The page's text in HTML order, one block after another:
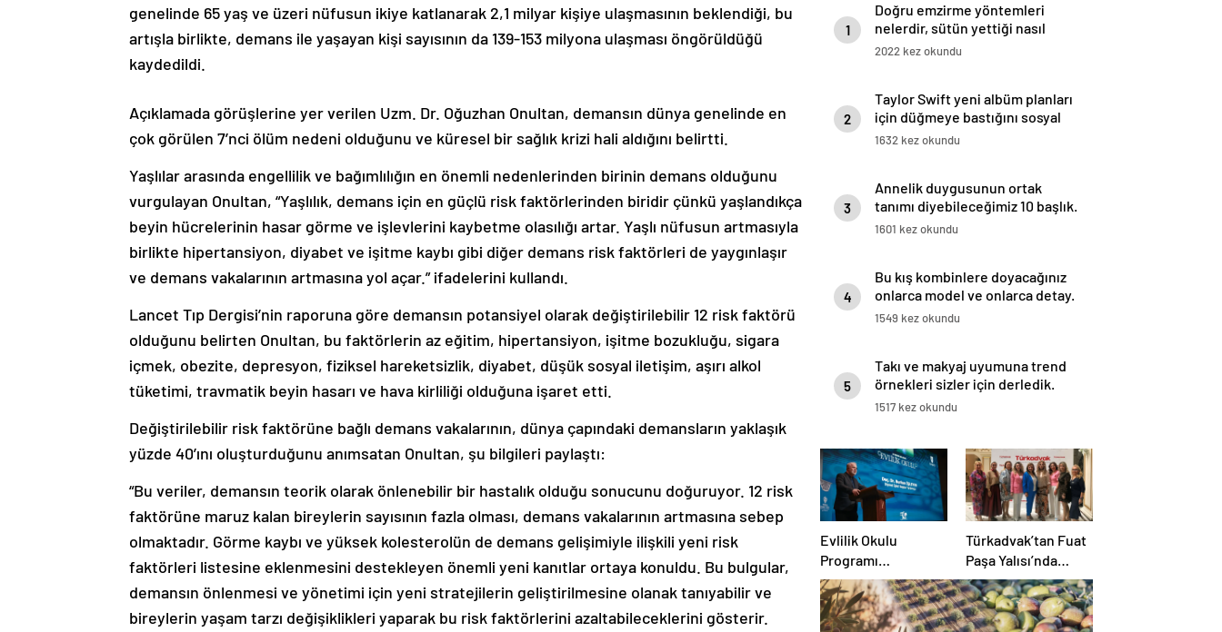
genelinde 65 yaş ve üzeri nüfusun ikiye katlanarak 2,1 milyar kişiye ulaşmasının beklendiği, bu
artışla birlikte, demans ile yaşayan kişi sayısının da 139-153 milyona ulaşması öngörüldüğü
kaydedildi.
Açıklamada görüşlerine yer verilen Uzm. Dr. Oğuzhan Onultan, demansın dünya genelinde en
çok görülen 7’nci ölüm nedeni olduğunu ve küresel bir sağlık krizi hali aldığını belirtti.
Yaşlılar arasında engellilik ve bağımlılığın en önemli nedenlerinden birinin demans olduğunu
vurgulayan Onultan, “Yaşlılık, demans için en güçlü risk faktörlerinden biridir çünkü yaşlandıkça
beyin hücrelerinin hasar görme ve işlevlerini kaybetme olasılığı artar. Yaşlı nüfusun artmasıyla
birlikte hipertansiyon, diyabet ve işitme kaybı gibi diğer demans risk faktörleri de yaygınlaşır
ve demans vakalarının artmasına yol açar.” ifadelerini kullandı.
Lancet Tıp Dergisi’nin raporuna göre demansın potansiyel olarak değiştirilebilir 12 risk faktörü
olduğunu belirten Onultan, bu faktörlerin az eğitim, hipertansiyon, işitme bozukluğu, sigara
içmek, obezite, depresyon, fiziksel hareketsizlik, diyabet, düşük sosyal iletişim, aşırı alkol
tüketimi, travmatik beyin hasarı ve hava kirliliği olduğuna işaret etti.
Değiştirilebilir risk faktörüne bağlı demans vakalarının, dünya çapındaki demansların yaklaşık
yüzde 40’ını oluşturduğunu anımsatan Onultan, şu bilgileri paylaştı:
“Bu veriler, demansın teorik olarak önlenebilir bir hastalık olduğu sonucunu doğuruyor. 12 risk
faktörüne maruz kalan bireylerin sayısının fazla olması, demans vakalarının artmasına sebep
olmaktadır. Görme kaybı ve yüksek kolesterolün de demans gelişimiyle ilişkili yeni risk
faktörleri listesine eklenmesini destekleyen önemli yeni kanıtlar ortaya konuldu. Bu bulgular,
demansın önlenmesi ve yönetimi için yeni stratejilerin geliştirilmesine olanak tanıyabilir ve
bireylerin yaşam tarzı değişiklikleri yaparak bu risk faktörlerini azaltabileceklerini gösterir.
1
Doğru emzirme yöntemleri
nelerdir, sütün yettiği nasıl
anlaşılır?
2022 kez okundu
2
Taylor Swift yeni albüm planları
için düğmeye bastığını sosyal
medyadan duyurdu!
1632 kez okundu
3
Annelik duygusunun ortak
tanımı diyebileceğimiz 10 başlık.
1601 kez okundu
4
Bu kış kombinlere doyacağınız
onlarca model ve onlarca detay.
1549 kez okundu
5
Takı ve makyaj uyumuna trend
örnekleri sizler için derledik.
1517 kez okundu
Evlilik Okulu
Programı
Tamamlandı
Türkadvak’tan Fuat
Paşa Yalısı’nda
anlamlı brunch